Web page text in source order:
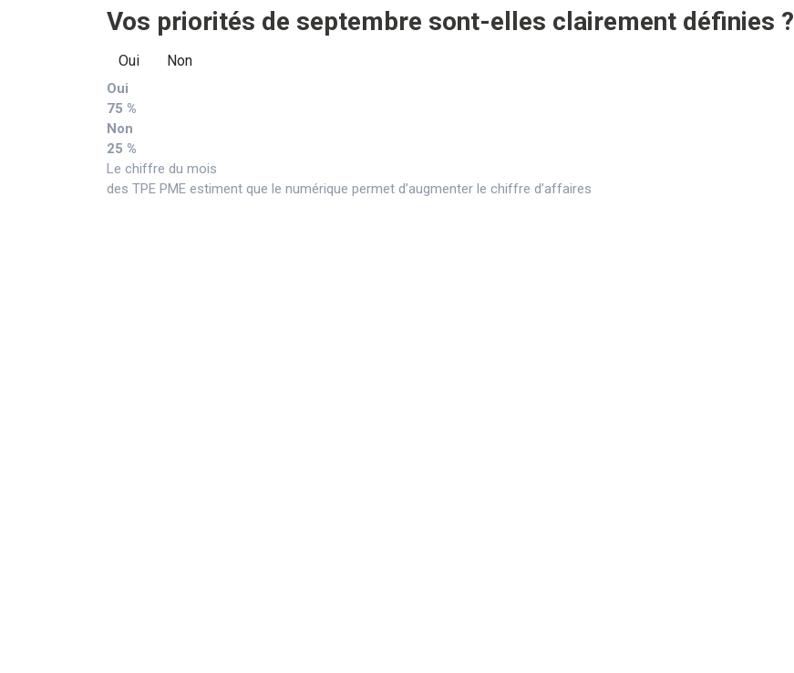
Vos priorités de septembre sont-elles clairement définies ?
Oui Non
Oui
75 %
Non
25 %
Le chiffre du mois
des TPE PME estiment que le numérique permet d’augmenter le chiffre d’affaires